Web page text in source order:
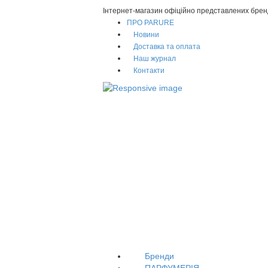
Інтернет-магазин офіційно представлених
ПРО PARURE
Новини
Доставка та оплата
Наш журнал
Контакти
Бренди